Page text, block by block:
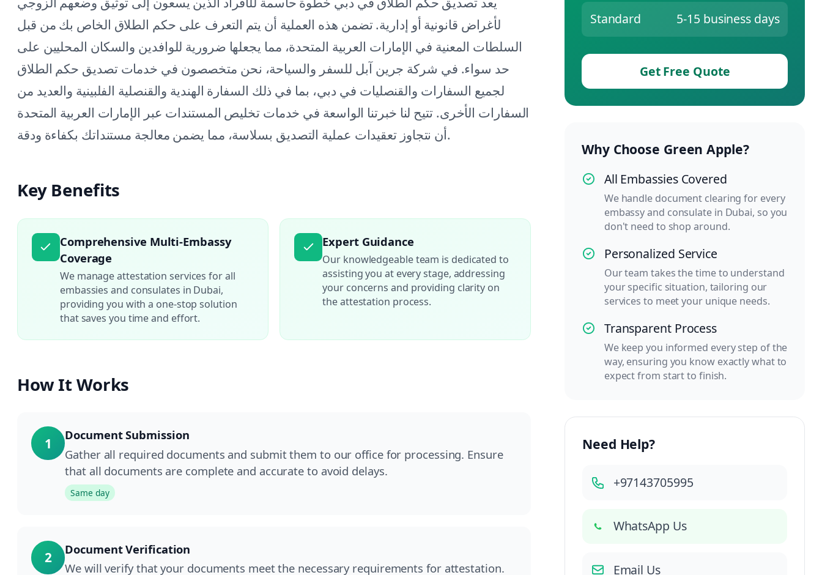
لأغراض قانونية أو إدارية. تضمن هذه العملية أن يتم التعرف على حكم الطلاق الخاص بك من قبل
السلطات المعنية في الإمارات العربية المتحدة، مما يجعلها ضرورية للوافدين والسكان المحليين على
حد سواء. في شركة جرين آبل للسفر والسياحة، نحن متخصصون في خدمات تصديق حكم الطلاق
لجميع السفارات والقنصليات في دبي، بما في ذلك السفارة الهندية والقنصلية الفلبينية والعديد من
السفارات الأخرى. تتيح لنا خبرتنا الواسعة في خدمات تخليص المستندات عبر الإمارات العربية المتحدة
أن نتجاوز تعقيدات عملية التصديق بسلاسة، مما يضمن معالجة مستنداتك بكفاءة ودقة.
Key Benefits
Comprehensive Multi-Embassy
Coverage
We manage attestation services for all
embassies and consulates in Dubai,
providing you with a one-stop solution
that saves you time and effort.
Expert Guidance
Our knowledgeable team is dedicated to
assisting you at every stage, addressing
your concerns and providing clarity on
the attestation process.
How It Works
1
Document Submission
Gather all required documents and submit them to our office for processing. Ensure
that all documents are complete and accurate to avoid delays.
Same day
2
Document Verification
We will verify that your documents meet the necessary requirements for attestation.
Standard 5-15 business days
Get Free Quote
Why Choose Green Apple?
All Embassies Covered
We handle document clearing for every
embassy and consulate in Dubai, so you
don't need to shop around.
Personalized Service
Our team takes the time to understand
your specific situation, tailoring our
services to meet your unique needs.
Transparent Process
We keep you informed every step of the
way, ensuring you know exactly what to
expect from start to finish.
Need Help?
+97143705995
WhatsApp Us
Email Us